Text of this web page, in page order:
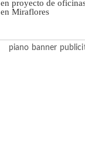
en proyecto de
en Miraflores